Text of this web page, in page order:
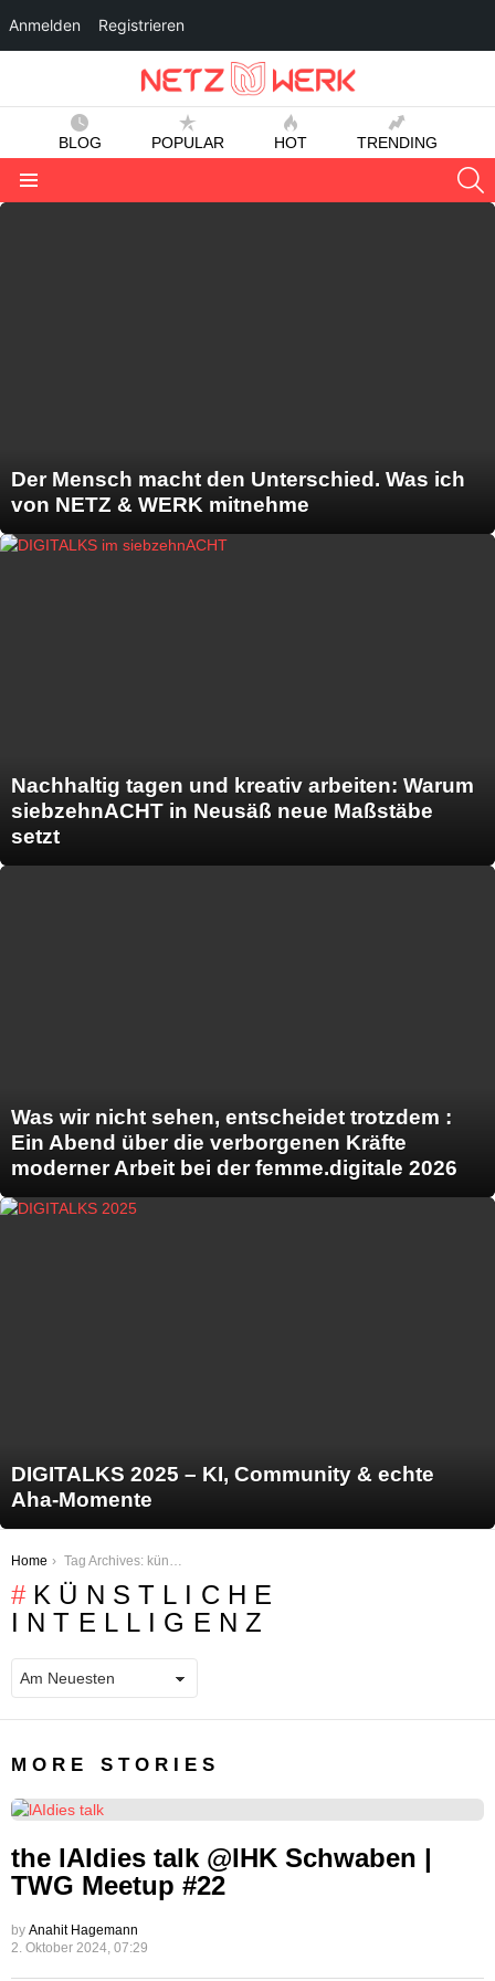
BLOG POPULAR HOT TRENDING
Der Mensch macht den Unterschied. Was ich
von NETZ & WERK mitnehme
Nachhaltig tagen und kreativ arbeiten: Warum
siebzehnACHT in Neusäß neue Maßstäbe
setzt
Was wir nicht sehen, entscheidet trotzdem :
Ein Abend über die verborgenen Kräfte
moderner Arbeit bei der femme.digitale 2026
DIGITALKS 2025 – KI, Community & echte
Aha-Momente
You are here:
Home Tag Archives: künstliche intelligenz
KÜNSTLICHE
INTELLIGENZ
MORE STORIES
the lAIdies talk @IHK Schwaben |
TWG Meetup #22
by Anahit Hagemann
2. Oktober 2024, 07:29
Anmelden Registrieren